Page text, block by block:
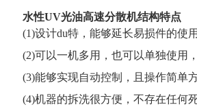
水性UV光油高速分散机结构特点
(1)设计du特，能够延长易损件的使
(2)可以一机多用，也可以单独使用
(3)能够实现自动控制，且操作简单
(4)机器的拆洗很方便，不存在任何